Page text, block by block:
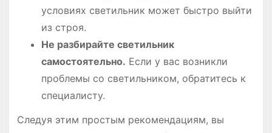
условиях светильник может быстро выйти
из строя.
Не разбирайте светильник
самостоятельно. Если у вас возникли
проблемы со светильником, обратитесь к
специалисту.
Следуя этим простым рекомендациям, вы